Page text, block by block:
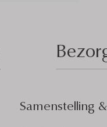
Samenstelling